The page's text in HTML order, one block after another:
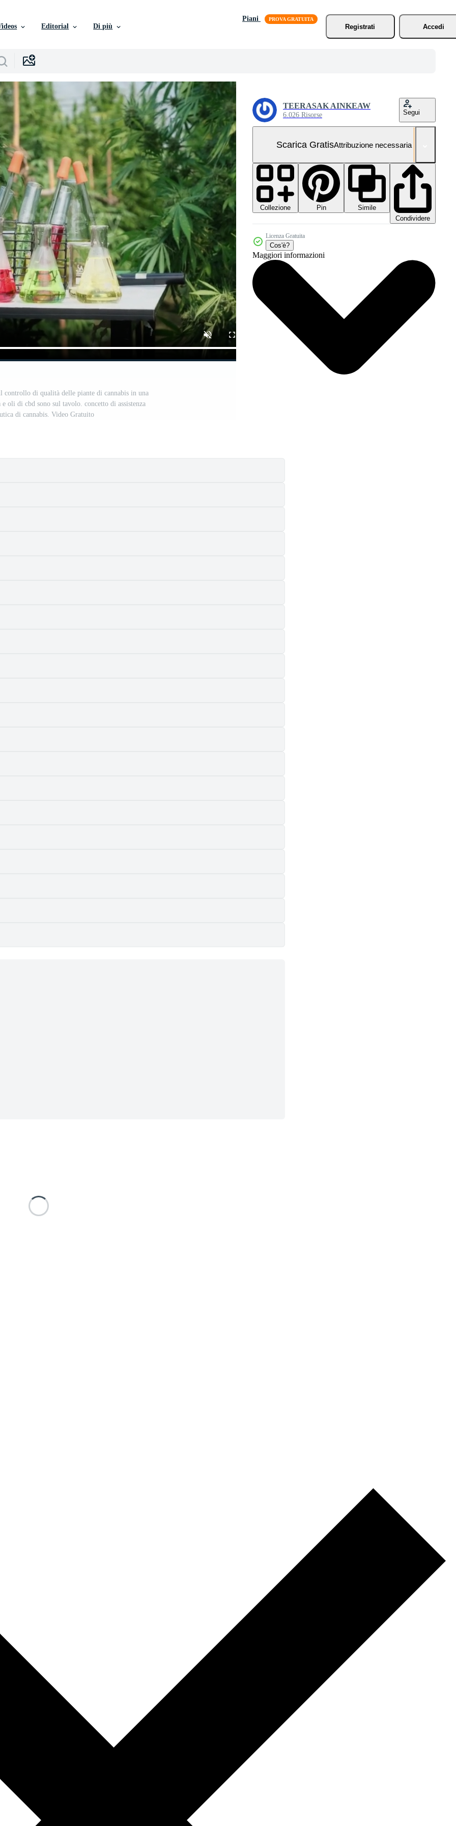
Editorial Di più
Piani
Registrati
Accedi
controllo di qualità delle piante di cannabis in una
oli di cbd sono sul tavolo. concetto di assistenza
di cannabis. Video Gratuito
TEERASAK AINKEAW
6.026 Risorse Segui
Scarica GratisAttribuzione necessaria
Collezione Pin
Simile
Condividere
Licenza Gratuita
Cos'è?
Maggiori informazioni